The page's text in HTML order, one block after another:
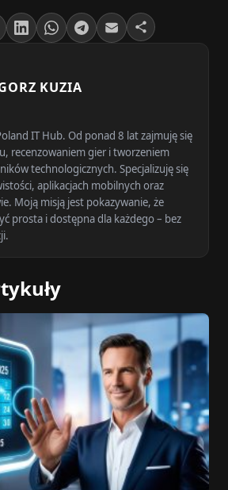
KUZIA
IT Hub. Od ponad 8 lat zajmuję się
recenzowaniem gier i tworzeniem
technologicznych. Specjalizuję się
aplikacjach mobilnych oraz
Moją misją jest pokazywanie, że
prosta i dostępna dla każdego – bez